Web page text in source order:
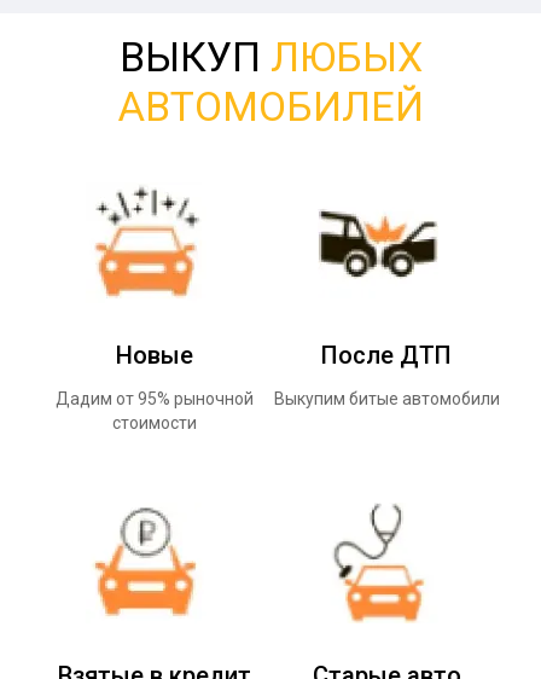
ВЫКУП ЛЮБЫХ
АВТОМОБИЛЕЙ
Новые
Дадим от 95% рыночной
стоимости
После ДТП
Выкупим битые автомобили